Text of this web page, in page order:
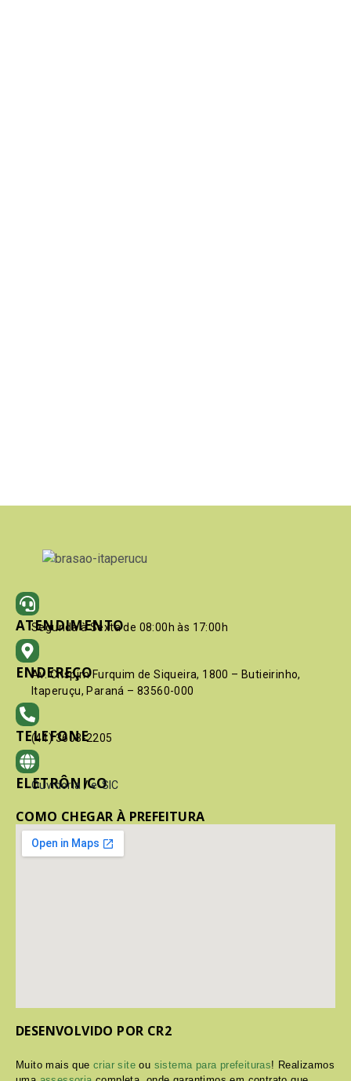
ATENDIMENTO
Segunda à Sexta de 08:00h às 17:00h
ENDEREÇO
Av. Crispim Furquim de Siqueira, 1800 – Butieirinho,
Itaperuçu, Paraná – 83560-000
TELEFONE
(41) 3603-2205
ELETRÔNICO
Ouvidoria / e-SIC
COMO CHEGAR À PREFEITURA
DESENVOLVIDO POR CR2
Muito mais quecriar site ou sistema para prefeituras! Realizamos